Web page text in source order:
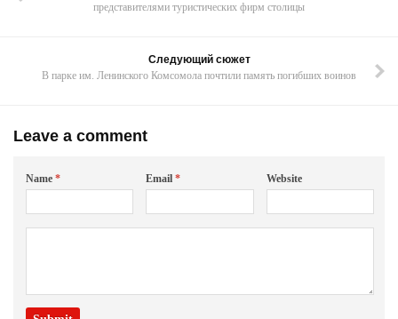
представителями туристических фирм столицы
Следующий сюжет
В парке им. Ленинского Комсомола почтили память погибших воинов
Leave a comment
Name * Email* Website